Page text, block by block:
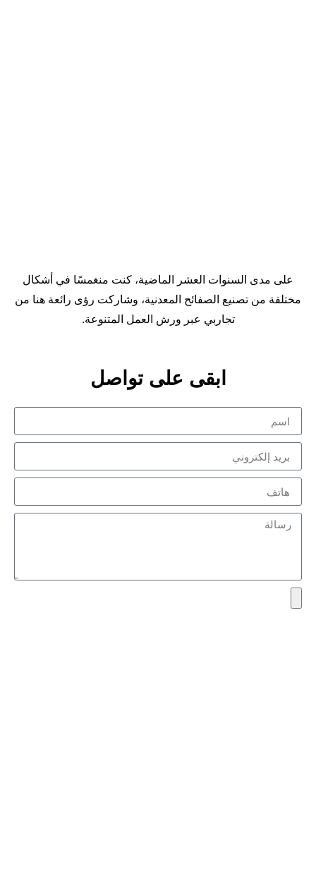
على مدى السنوات العشر الماضية، كنت منغمسًا في أشكال
مختلفة من تصنيع الصفائح المعدنية، وشاركت رؤى رائعة هنا من
تجاربي عبر ورش العمل المتنوعة.
ابقى على تواصل